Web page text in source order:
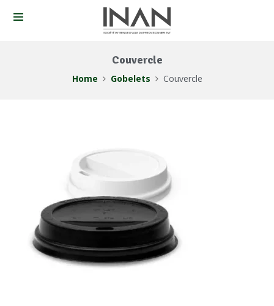
Couvercle
Home Gobelets Couvercle